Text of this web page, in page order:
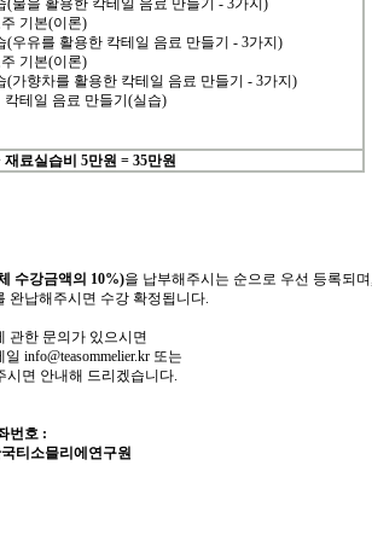
(물을 활용한 칵테일 음료 만들기 - 3가지)
기본(이론)
(우유를 활용한 칵테일 음료 만들기 - 3가지)
기본(이론)
(가향차를 활용한 칵테일 음료 만들기 - 3가지)
테일 음료 만들기(실습)
재료실습비 5만원 = 35만원
수강금액의 10%)을 납부해주시는 순으로 우선 등록되며
완납해주시면 수강 확정됩니다.
관한 문의가 있으시면
일 info@teasommelier.kr 또는
시면 안내해 드리겠습니다.
번호 :
티소믈리에연구원